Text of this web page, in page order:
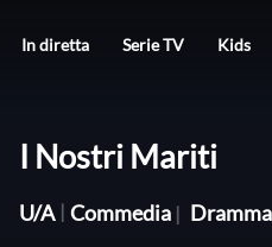
In diretta Serie TV Kids
I Nostri Mariti
U/A | Commedia|